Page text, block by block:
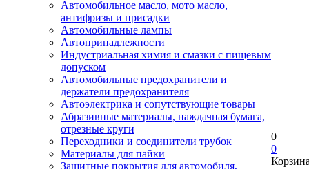
Автомобильное масло, мото масло,
антифризы и присадки
Автомобильные лампы
Автопринадлежности
Индустриальная химия и смазки с пищевым
допуском
Автомобильные предохранители и
держатели предохранителя
Автоэлектрика и сопутствующие товары
Абразивные материалы, наждачная бумага,
отрезные круги
Переходники и соединители трубок
Материалы для пайки
Защитные покрытия для автомобиля,
0
0